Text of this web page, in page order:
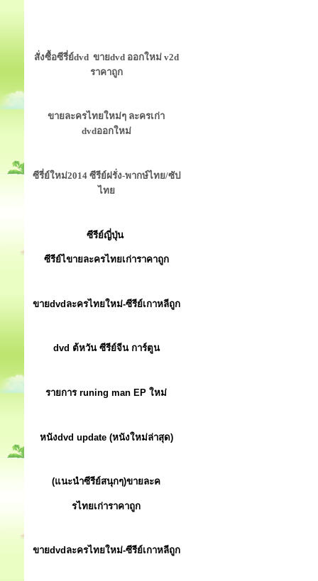
สั่งซื้อซีรี่ย์dvd ขายdvd ออกใหม่ v2d
ราคาถูก
ขายละครไทยใหม่ๆ ละครเก่า
dvdออกใหม่
ซีรี่ย์ใหม่2014 ซีรีย์ฝรั่ง-พากษ์ไทย/ซัป
ไทย
ซีรีย์ญี่ปุ่น
ซีรีย์ไขายละครไทยเก่าราคาถูก
ขายdvdละครไทยใหม่-ซีรีย์เกาหลีถูก
dvd ต้หวัน ซีรีย์จีน การ์ตูน
รายการ runing man EP ใหม่
หนังdvd update (หนังใหม่ล่าสุด)
(แนะนำซีรีย์สนุกๆ)ขายละค
รไทยเก่าราคาถูก
ขายdvdละครไทยใหม่-ซีรีย์เกาหลีถูก